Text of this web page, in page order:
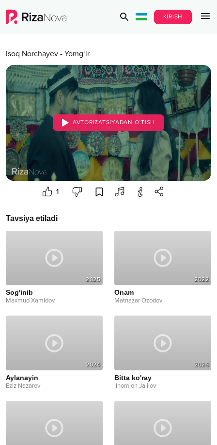
KIRISH
Isoq Norchayev - Yomg‘ir
AVTORIZATSIYADAN O‘TISH
1
Tavsiya etiladi
2025
Sog'inib
Maxmud Xamidov
2022
Onam
Matnazar Ozodov
2024
Aylanayin
Eziz Nazarov
2026
Bitta ko'ray
Ilhomjon Jalilov